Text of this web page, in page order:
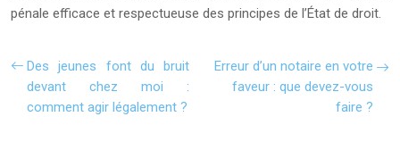
pénale efficace et respectueuse des principes de l’État de droit.
Des jeunes font du bruit
devant chez moi :
comment agir légalement ?
Erreur d’un notaire en votre
faveur : que devez-vous
faire ?